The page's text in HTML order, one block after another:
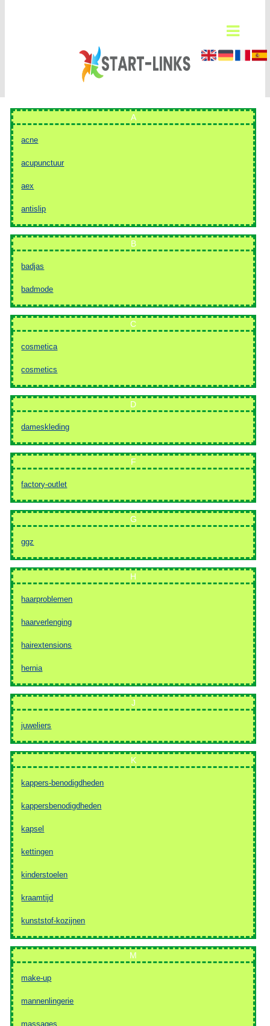
A
acne
acupunctuur
aex
antislip
B
badjas
badmode
C
cosmetica
cosmetics
D
dameskleding
F
factory-outlet
G
ggz
H
haarproblemen
haarverlenging
hairextensions
hernia
J
juweliers
K
kappers-benodigdheden
kappersbenodigdheden
kapsel
kettingen
kinderstoelen
kraamtijd
kunststof-kozijnen
M
make-up
mannenlingerie
massages